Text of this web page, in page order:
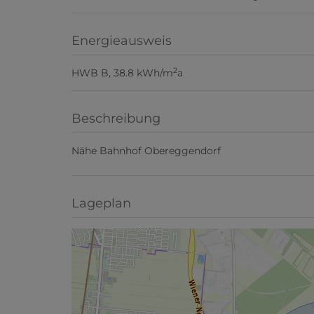
Energieausweis
HWB B, 38.8 kWh/m2a
Beschreibung
Nähe Bahnhof Obereggendorf
Lageplan